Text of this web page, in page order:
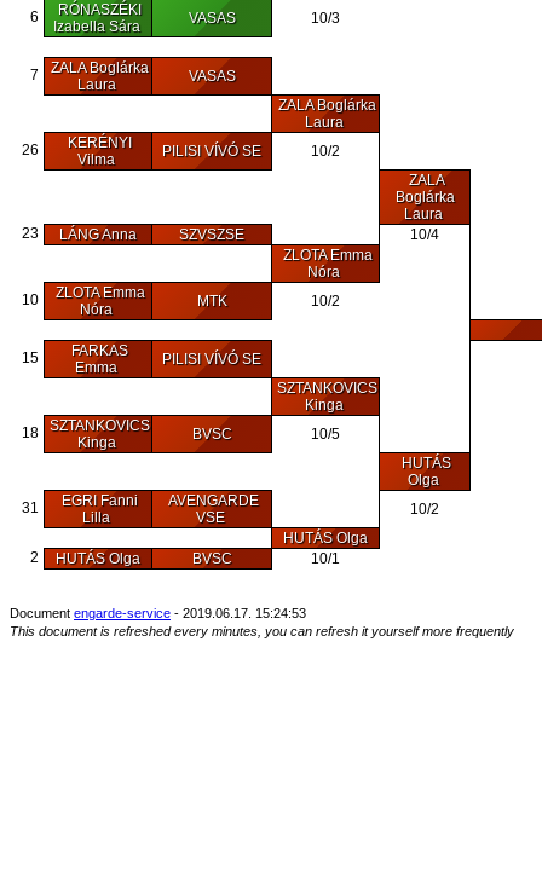
6
RÓNASZÉKI
Izabella Sára
VASAS 10/3
7
ZALA Boglárka
Laura
VASAS
ZALA Boglárka
Laura
26
KERÉNYI
Vilma
PILISI VÍVÓ SE
10/2
ZALA
Boglárka
Laura
23
LÁNG Anna SZVSZSE
10/4
ZLOTA Emma
Nóra
10
ZLOTA Emma
Nóra
MTK 10/2
15
FARKAS
Emma
PILISI VÍVÓ SE
SZTANKOVICS
Kinga
18
SZTANKOVICS
Kinga
BVSC
10/5
HUTÁS
Olga
31
EGRI Fanni
Lilla
AVENGARDE
VSE
10/2
HUTÁS Olga
2
HUTÁS Olga BVSC 10/1
Document engarde-service - 2019.06.17. 15:24:53
This document is refreshed every minutes, you can refresh it yourself more frequently